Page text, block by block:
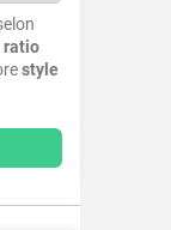
ratio
style